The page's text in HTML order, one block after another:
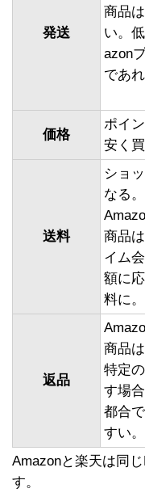
発送
商品
い。
azon
であ
価格
ポイ
安く
送料
ショ
なる。
商品
イム
額に
料に。
返品
商品
特定
す場
都合
すい。
Amazonと楽天は同
す。